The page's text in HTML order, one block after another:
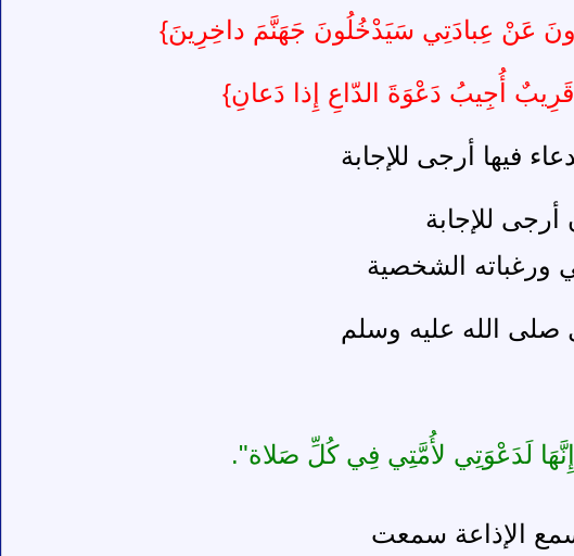
عَنْ عِبادَتِي سَيَدْخُلُونَ جَهَنَّمَ داخِرِينَ}
أُجِيبُ دَعْوَةَ الدّاعِ إِذا دَعانِ}
فيها أرجى للإجابة
أرجى للإجابة
ورغباته الشخصية
الله عليه وسلم
إِنَّهَا لَدَعْوَتِي لأُمَّتِي فِي كُلِّ صَلاة".
الإذاعة سمعت